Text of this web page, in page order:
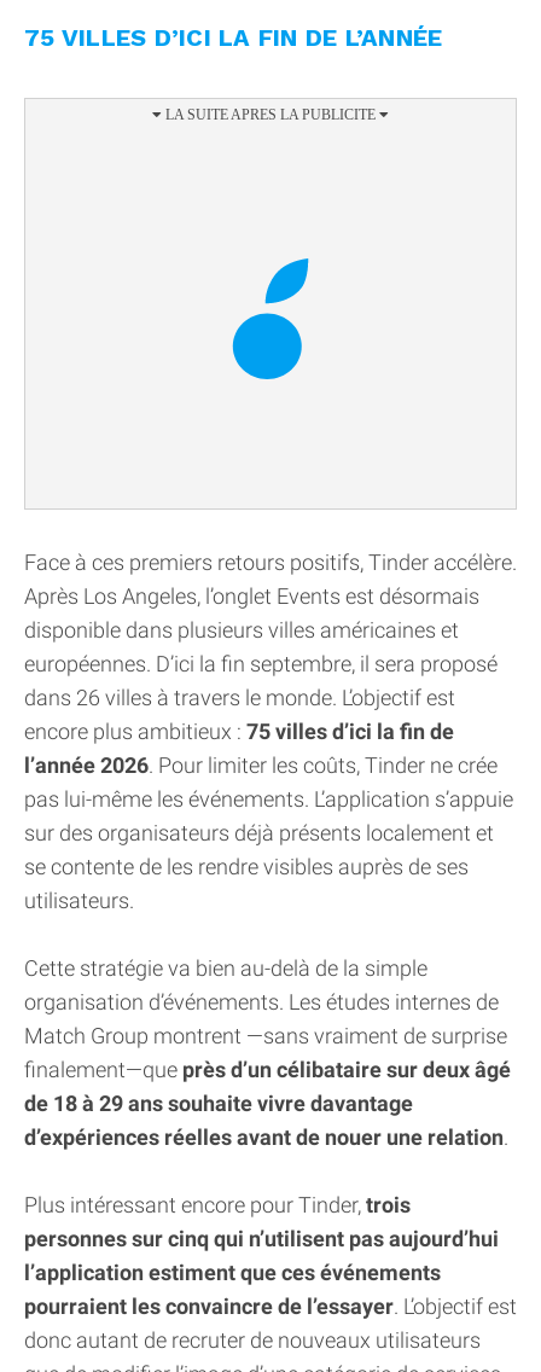
75 VILLES D’ICI LA FIN DE L’ANNÉE
Face à ces premiers retours positifs, Tinder accélère.
Après Los Angeles, l’onglet Events est désormais
disponible dans plusieurs villes américaines et
européennes. D’ici la fin septembre, il sera proposé
dans 26 villes à travers le monde. L’objectif est
encore plus ambitieux : 75 villes d’ici la fin de
l’année 2026. Pour limiter les coûts, Tinder ne crée
pas lui-même les événements. L’application s’appuie
sur des organisateurs déjà présents localement et
se contente de les rendre visibles auprès de ses
utilisateurs.
Cette stratégie va bien au-delà de la simple
organisation d’événements. Les études internes de
Match Group montrent —sans vraiment de surprise
finalement—que près d’un célibataire sur deux âgé
de 18 à 29 ans souhaite vivre davantage
d’expériences réelles avant de nouer une relation.
Plus intéressant encore pour Tinder,trois
personnes sur cinq qui n’utilisent pas aujourd’hui
l’application estiment que ces événements
pourraient les convaincre de l’essayer. L’objectif est
donc autant de recruter de nouveaux utilisateurs